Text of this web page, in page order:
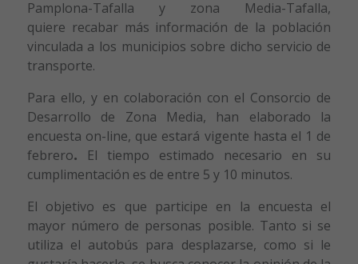
Pamplona-Tafalla y zona Media-Tafalla,
quiere recabar más información de la población
vinculada a los municipios sobre dicho servicio de
transporte.
Para ello, y en colaboración con el Consorcio de
Desarrollo de Zona Media, han elaborado la
encuesta on-line, que estará vigente hasta el 1 de
febrero.
El tiempo estimado necesario en su
cumplimentación es de entre 5 y 10 minutos.
El objetivo es que participe en la encuesta el
mayor número de personas posible. Tanto si se
utiliza el autobús para desplazarse, como si le